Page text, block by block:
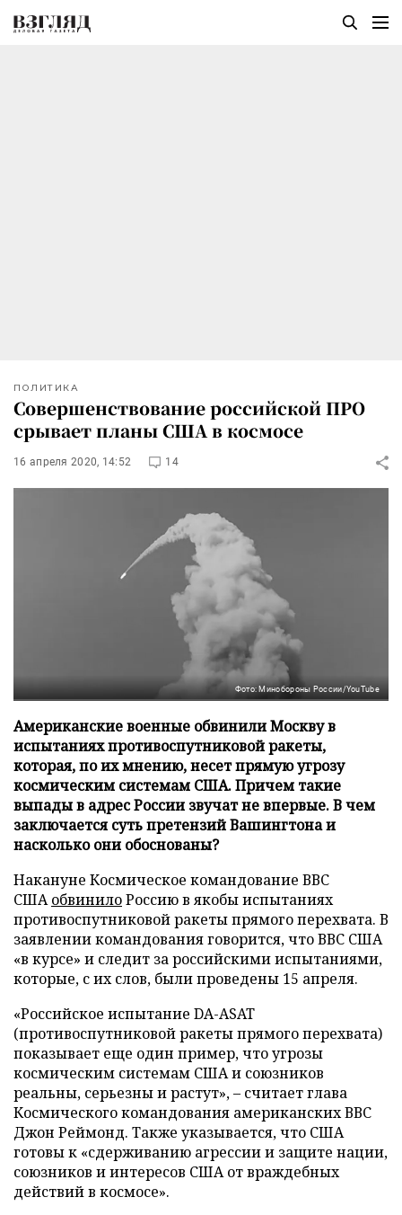
ПОЛИТИКА
Совершенствование российской ПРО
срывает планы США в космосе
16 апреля 2020, 14:52 14
Фото: Минобороны России/YouTube
Американские военные обвинили Москву в
испытаниях противоспутниковой ракеты,
которая, по их мнению, несет прямую угрозу
космическим системам США. Причем такие
выпады в адрес России звучат не впервые. В чем
заключается суть претензий Вашингтона и
насколько они обоснованы?
Накануне Космическое командование ВВС
СШАобвинилоРоссию в якобы испытаниях
противоспутниковой ракеты прямого перехвата. В
заявлении командования говорится, что ВВС США
«в курсе» и следит за российскими испытаниями,
которые, с их слов, были проведены 15 апреля.
«Российское испытание DA-ASAT
(противоспутниковой ракеты прямого перехвата)
показывает еще один пример, что угрозы
космическим системам США и союзников
реальны, серьезны и растут», – считает глава
Космического командования американских ВВС
Джон Реймонд. Также указывается, что США
готовы к «сдерживанию агрессии и защите нации,
союзников и интересов США от враждебных
действий в космосе».